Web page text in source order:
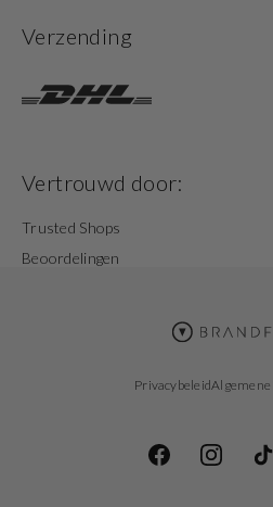
Verzending
Vertrouwd door:
Trusted Shops
Beoordelingen
Privacybeleid
FacebookInstagram